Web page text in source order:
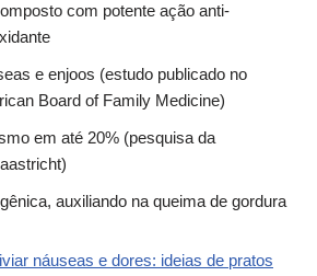
com potente ação anti-
e enjoos (estudo publicado no
Board of Family Medicine)
em até 20% (pesquisa da
auxiliando na queima de gordura
náuseas e dores: ideias de pratos